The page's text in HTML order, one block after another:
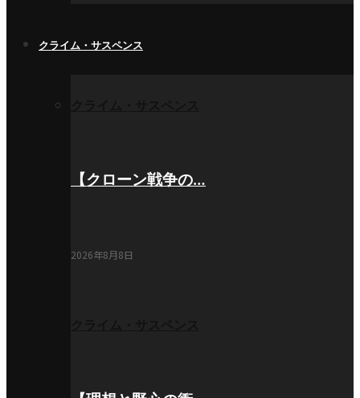
クライム・サスペンス
【クローン戦争の…
2026年8月8日